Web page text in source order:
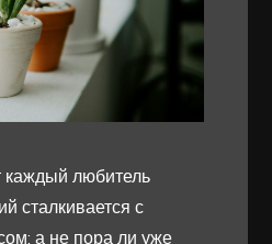
каждый любитель
сталкивается с
а не пора ли уже